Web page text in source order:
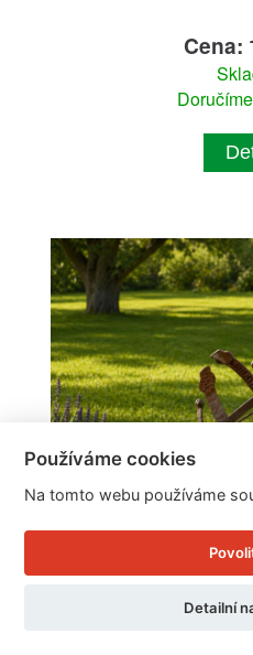
Cena:
Používáme cookies
Na tomto webu používáme
Detailní